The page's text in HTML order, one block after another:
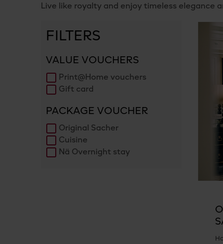
Live like royalty and enjoy timeless elegance
FILTERS
VALUE VOUCHERS
Print@Home vouchers
Gift card
PACKAGE VOUCHER
Original Sacher
Cuisine
Nä Overnight stay